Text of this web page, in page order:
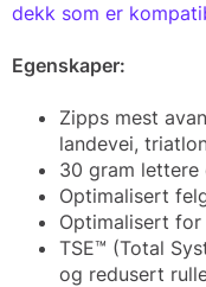
dekk som er
Egenskaper:
Zipps mest
landevei,
30 gram lettere
Optimalisert
Optimalisert
TSE™ (Total
og redusert